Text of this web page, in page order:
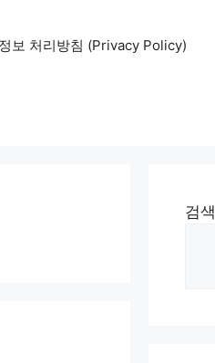
보 처리방침 (Privacy Policy)
검색